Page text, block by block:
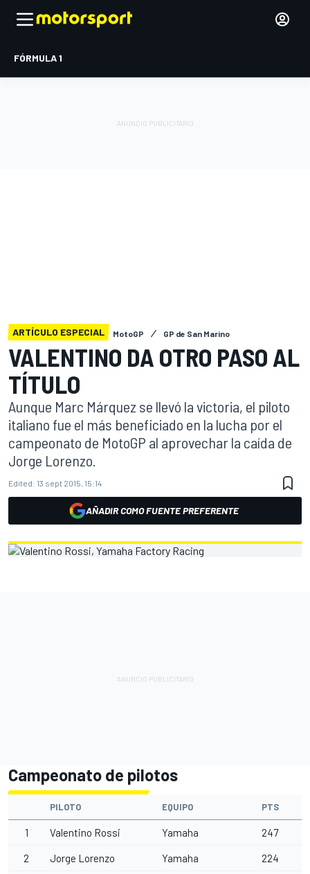
FÓRMULA 1
ARTÍCULO ESPECIAL MotoGP GP de San Marino
VALENTINO DA OTRO PASO AL
TÍTULO
Aunque Marc Márquez se llevó la victoria, el piloto
italiano fue el más beneficiado en la lucha por el
campeonato de MotoGP al aprovechar la caída de
Jorge Lorenzo.
Edited: 13 sept 2015, 15:14
AÑADIR COMO FUENTE PREFERENTE
Campeonato de pilotos
PILOTO EQUIPO PTS
1 Valentino Rossi Yamaha 247
2 Jorge Lorenzo Yamaha 224